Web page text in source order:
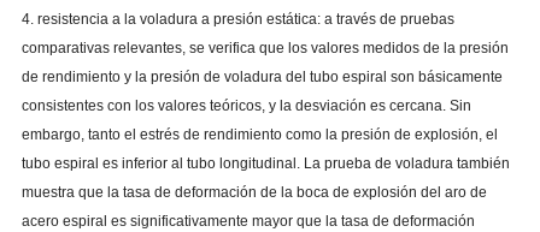
4. resistencia a la voladura a presión estática: a través de pruebas
comparativas relevantes, se verifica que los valores medidos de la presión
de rendimiento y la presión de voladura del tubo espiral son básicamente
consistentes con los valores teóricos, y la desviación es cercana. Sin
embargo, tanto el estrés de rendimiento como la presión de explosión, el
tubo espiral es inferior al tubo longitudinal. La prueba de voladura también
muestra que la tasa de deformación de la boca de explosión del aro de
acero espiral es significativamente mayor que la tasa de deformación